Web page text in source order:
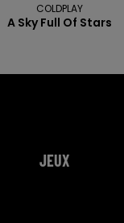
COLDPLAY
A Sky Full Of Stars
JEUX